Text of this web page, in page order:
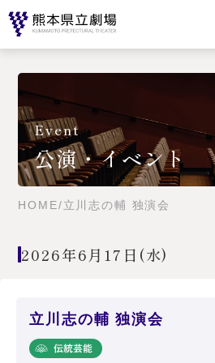
Event
公演・イベント
HOME/立川志の輔 独演会
2026年6月17日(水)
立川志の輔 独演会